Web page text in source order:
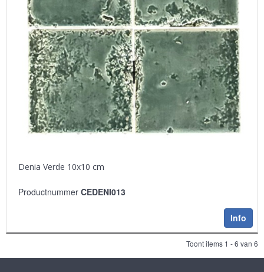
Denia Verde 10x10 cm
Productnummer CEDENI013
Info
Toont items 1 - 6 van 6